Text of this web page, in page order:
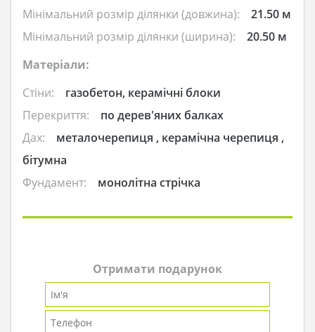
Мінімальний розмір ділянки (довжина):
21.50 м
Мінімальний розмір ділянки (ширина):
20.50 м
Матеріали:
Стіни:
газобетон, керамічні блоки
Перекриття:
по дерев'яних балках
Дах:
металочерепиця , керамічна черепиця ,
бітумна
Фундамент:
монолітна стрічка
Отримати подарунок